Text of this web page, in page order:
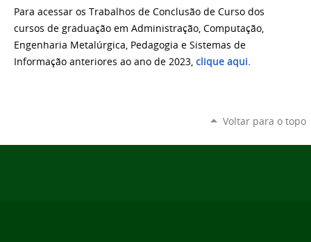
Para acessar os Trabalhos de Conclusão de Curso dos
cursos de graduação em Administração, Computação,
Engenharia Metalúrgica, Pedagogia e Sistemas de
Informação anteriores ao ano de 2023, clique aqui.
Voltar para o topo